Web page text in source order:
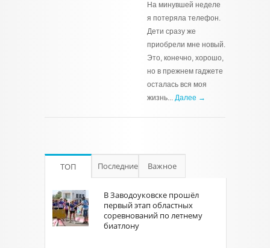
На минувшей неделе
я потеряла телефон.
Дети сразу же
приобрели мне новый.
Это, конечно, хорошо,
но в прежнем гаджете
осталась вся моя
жизнь... Далее →
ТОП Последние Важное
В Заводоуковске прошёл
первый этап областных
соревнований по летнему
биатлону